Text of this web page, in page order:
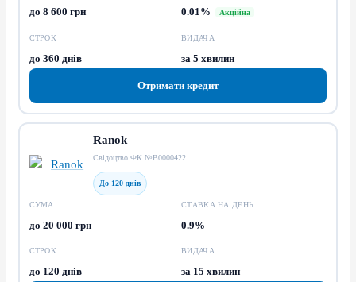
до 8 600 грн 0.01% Акційна
СТРОК
до 360 днів
ВИДАЧА
за 5 хвилин
Отримати кредит
Ranok
Свідоцтво ФК №В0000422
До 120 днів
СУМА
до 20 000 грн
СТАВКА НА ДЕНЬ
0.9%
СТРОК
до 120 днів
ВИДАЧА
за 15 хвилин